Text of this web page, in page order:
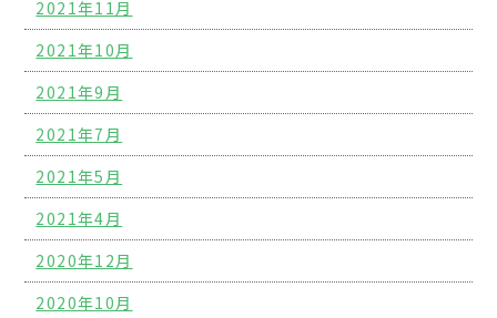
2021年11月
2021年10月
2021年9月
2021年7月
2021年5月
2021年4月
2020年12月
2020年10月